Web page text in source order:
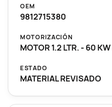
OEM
9812715380
MOTORIZACIÓN
MOTOR 1.2 LTR. - 60
ESTADO
MATERIAL REVISADO